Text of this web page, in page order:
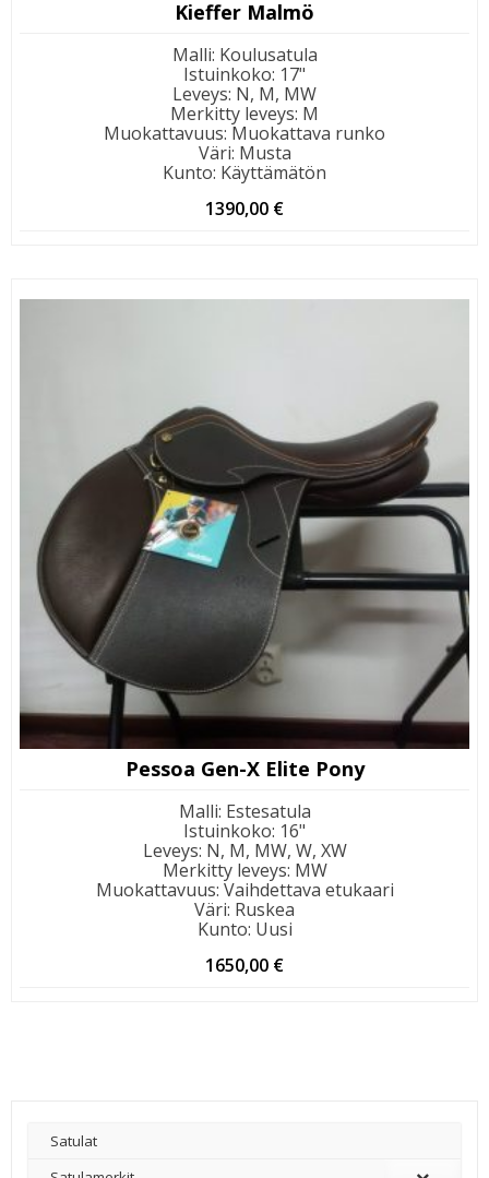
Kieffer Malmö
Malli: Koulusatula
Istuinkoko: 17"
Leveys: N, M, MW
Merkitty leveys: M
Muokattavuus: Muokattava runko
Väri: Musta
Kunto: Käyttämätön
1390,00 €
Pessoa Gen-X Elite Pony
Malli: Estesatula
Istuinkoko: 16"
Leveys: N, M, MW, W, XW
Merkitty leveys: MW
Muokattavuus: Vaihdettava etukaari
Väri: Ruskea
Kunto: Uusi
1650,00 €
Satulat